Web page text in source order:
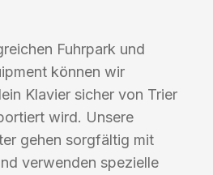
Fuhrpark und
können wir
Klavier sicher von Trier
wird. Unsere
gehen sorgfältig mit
verwenden spezielle